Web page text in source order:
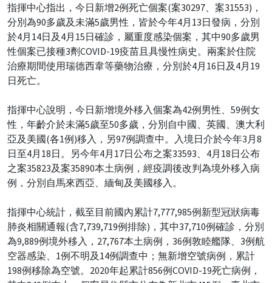
指揮中心指出，今日新增2例死亡個案(案30297、案31553)，
分別為90多歲及未滿5歲男性，皆於今年4月13日發病，分別
於4月14日及4月15日確診，屬重度感染個案，其中90多歲男
性個案已接種3劑COVID-19疫苗且具慢性病史。兩案於住院
治療期間使用瑞德西韋等藥物治療，分別於4月16日及4月19
日死亡。
指揮中心說明，今日新增境外移入個案為42例男性、59例女
性，年齡介於未滿5歲至50多歲，分別自中國、英國、澳大利
亞及美國(各1例)移入，另97例調查中。入境日介於今年3月8
日至4月18日。另今年4月17日公布之案33593、4月18日公布
之案35823及案35890本土病例，經疫調後改判為境外移入病
例，分別自馬來西亞、緬甸及美國移入。
指揮中心統計，截至目前國內累計7,777,985例新型冠狀病毒
肺炎相關通報(含7,739,719例排除)，其中37,710例確診，分別
為9,889例境外移入，27,767本土病例，36例敦睦艦隊、3例航
空器感染、1例不明及14例調查中；無新增空號病例，累計
198例移除為空號。2020年起累計856例COVID-19死亡病例，